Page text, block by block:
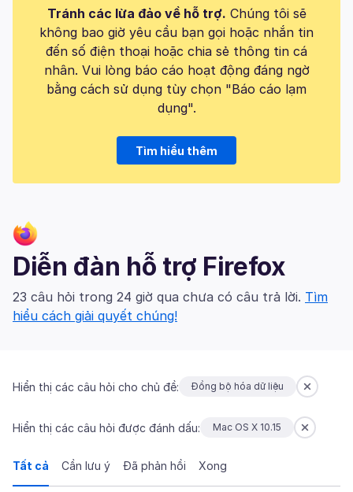
Tránh các lừa đảo về hỗ trợ. Chúng tôi sẽ
không bao giờ yêu cầu bạn gọi hoặc nhắn tin
đến số điện thoại hoặc chia sẻ thông tin cá
nhân. Vui lòng báo cáo hoạt động đáng ngờ
bằng cách sử dụng tùy chọn "Báo cáo lạm
dụng".
Tìm hiểu thêm
Diễn đàn hỗ trợ Firefox
23 câu hỏi trong 24 giờ qua chưa có câu trả lời. Tìm
hiểu cách giải quyết chúng!
Hiển thị các câu hỏi cho chủ đề: Đồng bộ hóa dữ liệu
Hiển thị các câu hỏi được đánh dấu: Mac OS X 10.15
Tất cả Cần lưu ý Đã phản hồi Xong